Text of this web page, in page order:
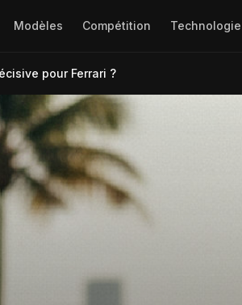
Modèles Compétition Technologie
pour Ferrari ?